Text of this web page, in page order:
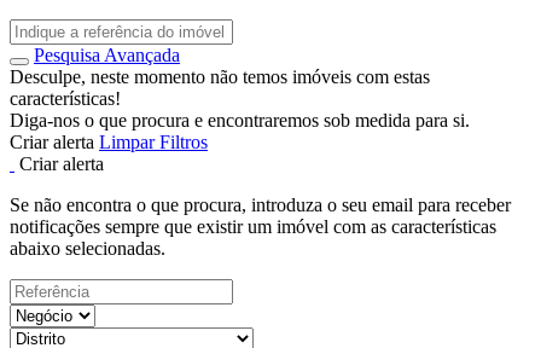
Pesquisa Avançada
Desculpe, neste momento não temos imóveis com estas
características!
Diga-nos o que procura e encontraremos sob medida para si.
Criar alerta Limpar Filtros
Criar alerta
Se não encontra o que procura, introduza o seu email para receber
notificações sempre que existir um imóvel com as características
abaixo selecionadas.